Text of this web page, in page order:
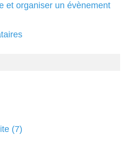
et organiser un évènement
(7)